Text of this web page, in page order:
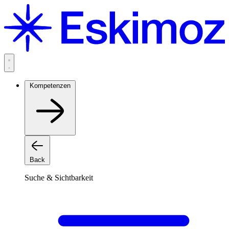
Inhalt
springen
Kompetenzen
Back
Suche & Sichtbarkeit